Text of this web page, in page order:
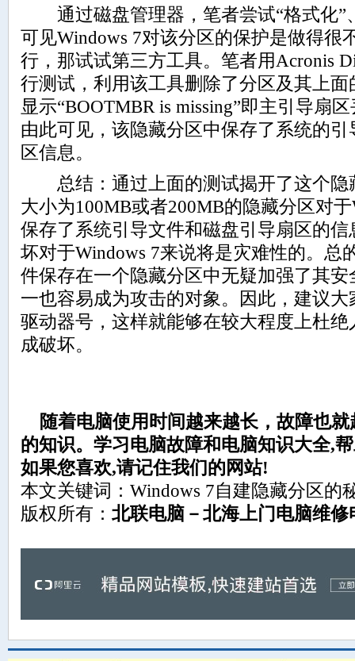
通过磁盘管理器，笔者尝试“格式化”
可见Windows 7对该分区的保护是做得很
行，那试试第三方工具。笔者用Acronis
行测试，利用该工具删除了分区及其上
显示“BOOTMBR is missing”即主引导扇
由此可见，该隐藏分区中保存了系统的
区信息。
总结：通过上面的测试揭开了这个隐
大小为100MB或者200MB的隐藏分区对
保存了系统引导文件和磁盘引导扇区的
坏对于Windows 7来说将是灾难性的。总
件保存在一个隐藏分区中无疑加强了其
一也容易成为攻击的对象。因此，建议
驱动器号，这样就能够在较大程度上杜
成破坏。
随着电脑使用时间越来越长，故障也
的知识。学习电脑故障和电脑知识大全,
如果您喜欢,请记住我们的网站!
本文关键词：Windows 7自建隐藏分区的
版权所有： 北联电脑－北海上门电脑维修